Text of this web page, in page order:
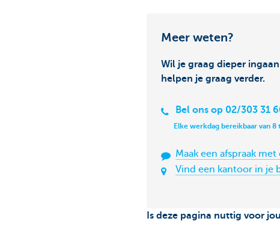
Meer weten?
Wil je graag dieper
helpen je graag verder.
Bel ons op 02/303 31
Elke werkdag bereikbaar van 8
Maak een afspraak met
Vind een kantoor in je
Is deze pagina nuttig voor